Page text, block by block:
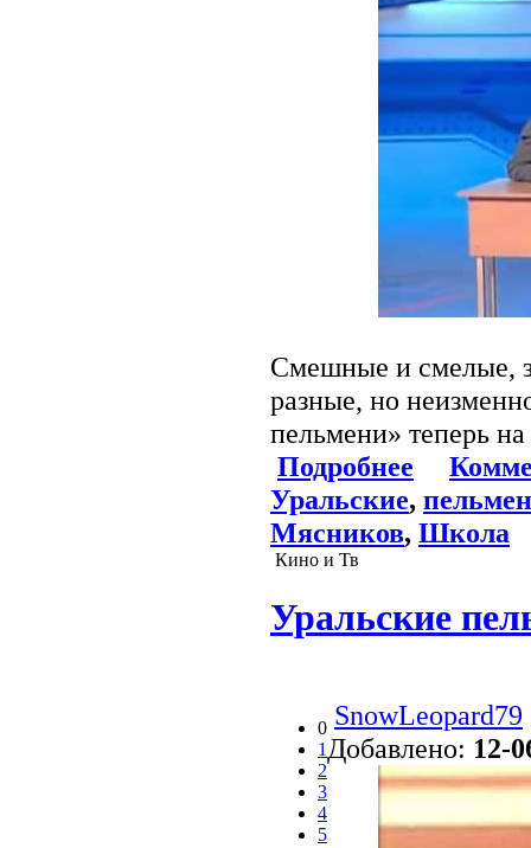
Смешные и смелые,
разные, но
пельмени» теперь
Подробнее
Уральские,
Мясников, Школа
Кино и Тв
Уральские
0
1
2
3
4
5
SnowLeopard79
Добавлено: 12-